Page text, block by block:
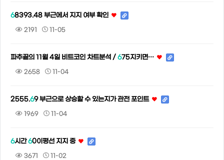
68393.48 부근에서 지지 여부 확인
2191 11-05
파추끝의 11월 4일 비트코인 차트분석 / 675지키면…
2658 11-04
2555.69 부근으로 상승할 수 있는지가 관전 포인트
1969 11-04
6시간60이평선 지지 중
3671 11-02